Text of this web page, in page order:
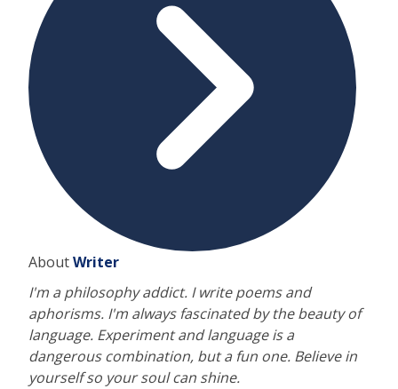
AboutWriter
I'm a philosophy addict. I write poems and
aphorisms. I'm always fascinated by the beauty of
language. Experiment and language is a
dangerous combination, but a fun one. Believe in
yourself so your soul can shine.